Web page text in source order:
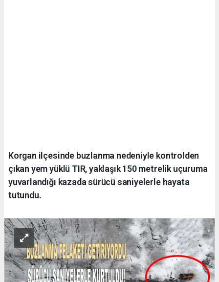
Korgan ilçesinde buzlanma nedeniyle kontrolden
çıkan yem yüklü TIR, yaklaşık 150 metrelik uçuruma
yuvarlandığı kazada sürücü saniyelerle hayata
tutundu.